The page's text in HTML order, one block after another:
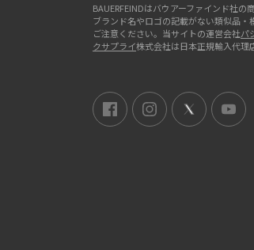
BAUERFEINDはバウアーファインド社の
ブランド名やロゴの記載がない類似品・
ご注意ください。当サイトの運営会社パ
クサプライ株式会社は日本正規輸入代理